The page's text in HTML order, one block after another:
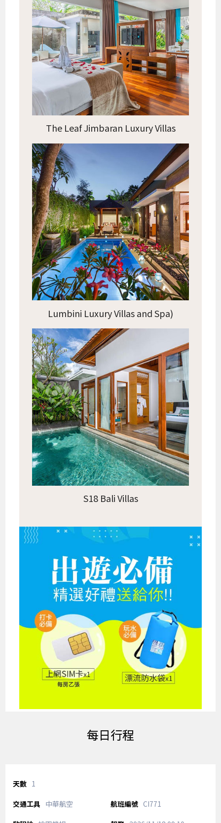
The Leaf Jimbaran Luxury Villas
Lumbini Luxury Villas and Spa)
S18 Bali Villas
每日行程
1
中華航空 CI771